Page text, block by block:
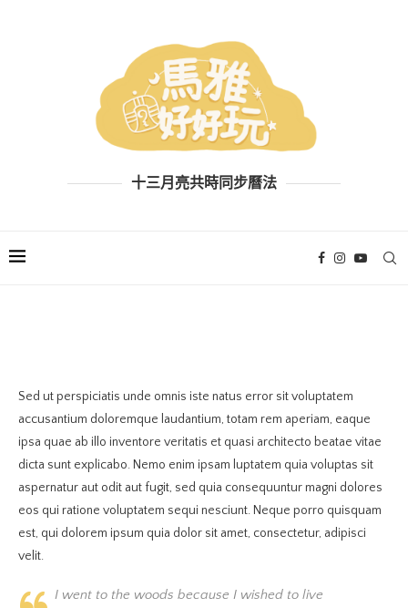
十三月亮共時同步曆法
Sed ut perspiciatis unde omnis iste natus error sit voluptatem
accusantium doloremque laudantium, totam rem aperiam, eaque
ipsa quae ab illo inventore veritatis et quasi architecto beatae vitae
dicta sunt explicabo. Nemo enim ipsam luptatem quia voluptas sit
aspernatur aut odit aut fugit, sed quia consequuntur magni dolores
eos qui ratione voluptatem sequi nesciunt. Neque porro quisquam
est, qui dolorem ipsum quia dolor sit amet, consectetur, adipisci
velit.
I went to the woods because I wished to live